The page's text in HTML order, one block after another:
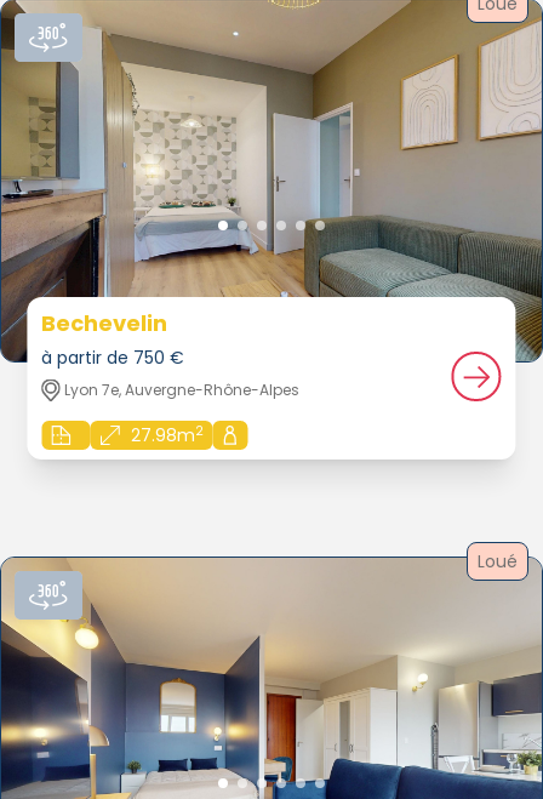
Bechevelin
à partir de 750 €
Lyon 7e, Auvergne-Rhône-Alpes
27.98m2
Loué